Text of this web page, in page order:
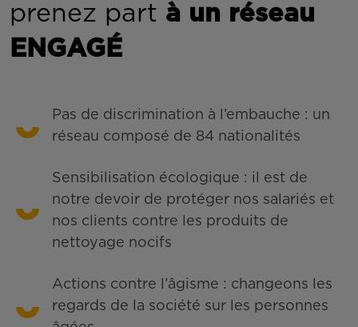
prenez part à un réseau
ENGAGÉ
Pas de discrimination à l’embauche : un
réseau composé de 84 nationalités
Sensibilisation écologique : il est de
notre devoir de protéger nos salariés et
nos clients contre les produits de
nettoyage nocifs
Actions contre l’âgisme : changeons les
regards de la société sur les personnes